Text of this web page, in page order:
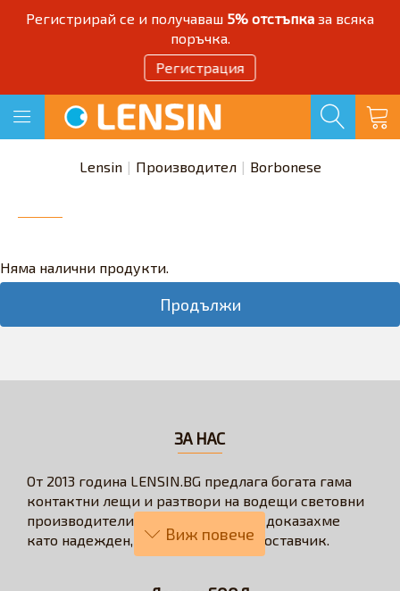
Регистрирай се и получаваш 5% отстъпка за всяка
поръчка.
Регистрация
Lensin Производител Borbonese
Няма налични продукти.
Продължи
ЗА НАС
От 2013 година LENSIN.BG предлага богата гама
контактни лещи и разтвори на водещи световни
производители. През годините се доказахме
като надежден, бърз и коректен доставчик.
пазаруването в бързо, лесно, удобно и изгодно